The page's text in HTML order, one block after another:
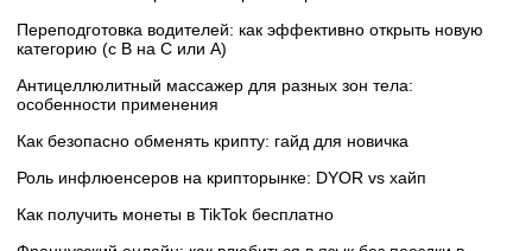
Переподготовка водителей: как эффективно открыть новую
категорию (с B на C или А)
Антицеллюлитный массажер для разных зон тела:
особенности применения
Как безопасно обменять крипту: гайд для новичка
Роль инфлюенсеров на крипторынке: DYOR vs хайп
Как получить монеты в TikTok бесплатно